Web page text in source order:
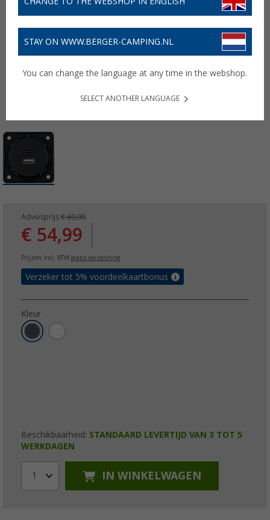
Adviesprijs € 69,99
€ 54,99
Prijzen incl. BTW gratis verzending
Verzeker tot 5% voordeelkaartbonus
Kleur
Beschikbaarheid: STANDAARD LEVERTIJD VAN 3 TOT 5
WERKDAGEN
1 IN WINKELWAGEN
STAY ON WWW.BERGER-CAMPING.NL
You can change the language at any time in the webshop.
SELECT ANOTHER LANGUAGE